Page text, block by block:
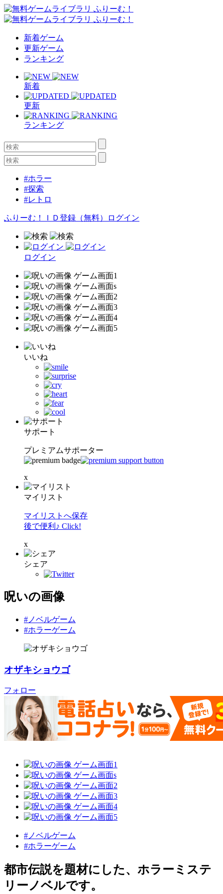
新着ゲーム
更新ゲーム
ランキング
新着
更新
ランキング
#ホラー
#探索
#レトロ
ふりーむ！ＩＤ登録（無料） ログイン
ログイン
いいね
サポート
プレミアムサポーター
x
マイリスト
マイリストへ保存
後で便利♪ Click!
x
シェア
呪いの画像
#ノベルゲーム
#ホラーゲーム
オザキショウゴ
フォロー
#ノベルゲーム
#ホラーゲーム
都市伝説を題材にした、ホラーミステ
リーノベルです。